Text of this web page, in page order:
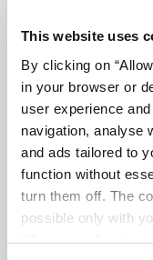
This website uses
By clicking on
in your browser or
user experience
navigation, analyse
and ads tailored to
function without
turn them off. The
possible only with
“Customise”
l’Aquapark
bambini a
tranquillità una
L’indomani potete
visitare il Museo
Grotta di marmo.
Se il ciclismo è il